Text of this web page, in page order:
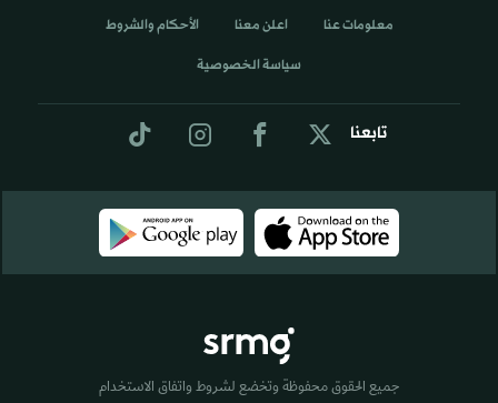
تابعنا
معلومات عنا اعلن معنا الأحكام والشروط
سياسة الخصوصية
جميع الحقوق محفوظة وتخضع لشروط واتفاق الاستخدام